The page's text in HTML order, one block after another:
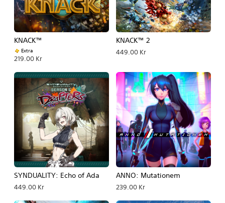
KNACK™
Extra
219.00 Kr
KNACK™ 2
449.00 Kr
SYNDUALITY: Echo of Ada
449.00 Kr
ANNO: Mutationem
239.00 Kr